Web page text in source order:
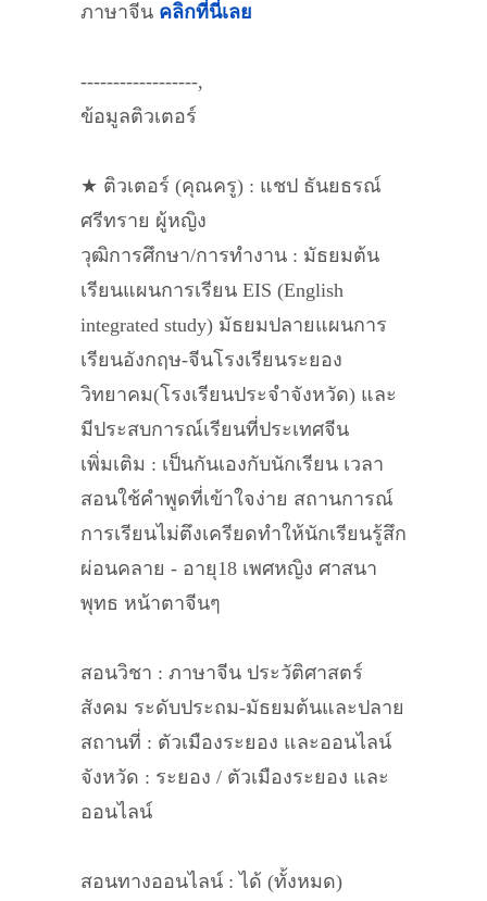
ภาษาจีน คลิกที่นี่เลย
------------------,
ข้อมูลติวเตอร์
★ ติวเตอร์ (คุณครู) : แชป ธันยธรณ์
ศรีทราย ผู้หญิง
วุฒิการศึกษา/การทำงาน : มัธยมต้น
เรียนแผนการเรียน EIS (English
integrated study) มัธยมปลายแผนการ
เรียนอังกฤษ-จีนโรงเรียนระยอง
วิทยาคม(โรงเรียนประจำจังหวัด) และ
มีประสบการณ์เรียนที่ประเทศจีน
เพิ่มเติม : เป็นกันเองกับนักเรียน เวลา
สอนใช้คำพูดที่เข้าใจง่าย สถานการณ์
การเรียนไม่ตึงเครียดทำให้นักเรียนรู้สึก
ผ่อนคลาย - อายุ18 เพศหญิง ศาสนา
พุทธ หน้าตาจีนๆ
สอนวิชา : ภาษาจีน ประวัติศาสตร์
สังคม ระดับประถม-มัธยมต้นและปลาย
สถานที่ : ตัวเมืองระยอง และออนไลน์
จังหวัด : ระยอง / ตัวเมืองระยอง และ
ออนไลน์
สอนทางออนไลน์ : ได้ (ทั้งหมด)